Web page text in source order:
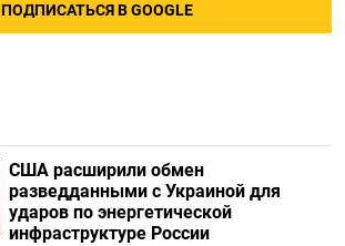
ПОДПИСАТЬСЯ В GOOGLE
США расширили обмен
разведданными с Украиной для
ударов по энергетической
инфраструктуре России